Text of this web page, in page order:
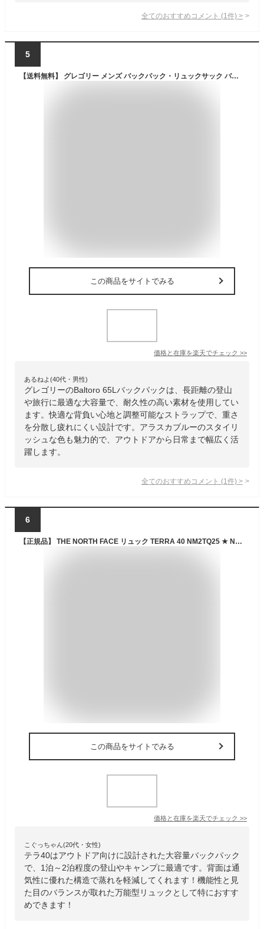
全てのおすすめコメント (1 件) >
5
【送料無料】 グレゴリー メンズ バックパック・リュックサック バッグ Baltoro 65L Backpack Alaska Blue
この商品をサイトでみる
価格と在庫を楽天でチェック >>
あるねよ(40代・男性)
グレゴリーのBaltoro 65Lバックパックは、長距離の登山
や旅行に最適な大容量で、耐久性の高い素材を使用してい
ます。快適な背負い心地と調整可能なストラップで、重さ
を分散し疲れにくい設計です。アラスカブルーのスタイリ
ッシュな色も魅力的で、アウトドアから日常まで幅広く活
躍します。
全てのおすすめコメント (1 件) >
6
【正規品】 THE NORTH FACE リュック TERRA 40 NM2TQ25 ★ NM2TQ54 ★ NM2TR20 ☆ バックパック ロゴ バッグ 鞄 メンズ レディース ユニセックス 韓国 韓国ファッション ノースフェイス【関税込/送料無料】
この商品をサイトでみる
価格と在庫を楽天でチェック >>
こぐっちゃん(20代・女性)
テラ40はアウトドア向けに設計された大容量バックパック
で、1泊～2泊程度の登山やキャンプに最適です。背面は通
気性に優れた構造で蒸れを軽減してくれます！機能性と見
た目のバランスが取れた万能型リュックとして特におすす
めできます！